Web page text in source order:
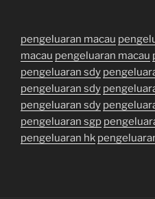
pengeluaran macau
macau pengeluaran macau
pengeluaran sdy
pengeluaran sdy
pengeluaran sdy
pengeluaran sgp
pengeluaran hk